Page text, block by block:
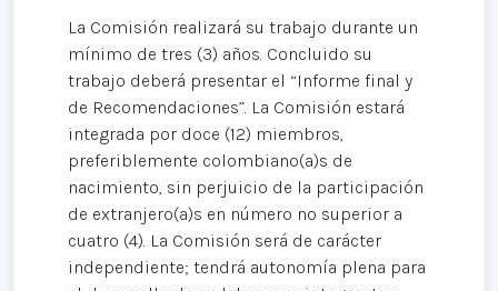
La Comisión realizará su trabajo durante un
mínimo de tres (3) años. Concluido su
trabajo deberá presentar el “Informe final y
de Recomendaciones”. La Comisión estará
integrada por doce (12) miembros,
preferiblemente colombiano(a)s de
nacimiento, sin perjuicio de la participación
de extranjero(a)s en número no superior a
cuatro (4). La Comisión será de carácter
independiente; tendrá autonomía plena para